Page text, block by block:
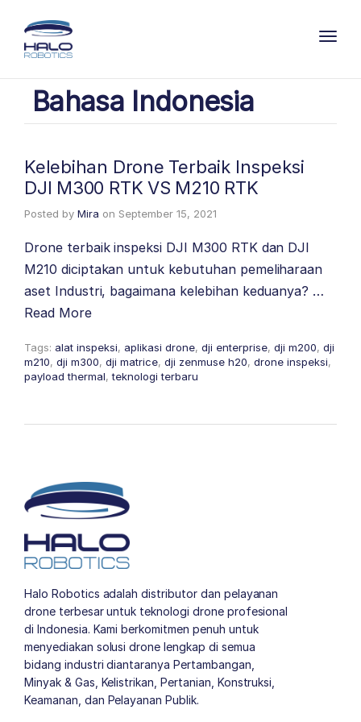
Bahasa Indonesia
Kelebihan Drone Terbaik Inspeksi
DJI M300 RTK VS M210 RTK
Posted by Mira on September 15, 2021
Drone terbaik inspeksi DJI M300 RTK dan DJI
M210 diciptakan untuk kebutuhan pemeliharaan
aset Industri, bagaimana kelebihan keduanya? …
Read More
Tags: alat inspeksi, aplikasi drone, dji enterprise, dji m200, dji
m210, dji m300, dji matrice, dji zenmuse h20, drone inspeksi,
payload thermal,teknologi terbaru
Halo Robotics adalah distributor dan pelayanan
drone terbesar untuk teknologi drone profesional
di Indonesia. Kami berkomitmen penuh untuk
menyediakan solusi drone lengkap di semua
bidang industri diantaranya Pertambangan,
Minyak & Gas, Kelistrikan, Pertanian, Konstruksi,
Keamanan, dan Pelayanan Publik.